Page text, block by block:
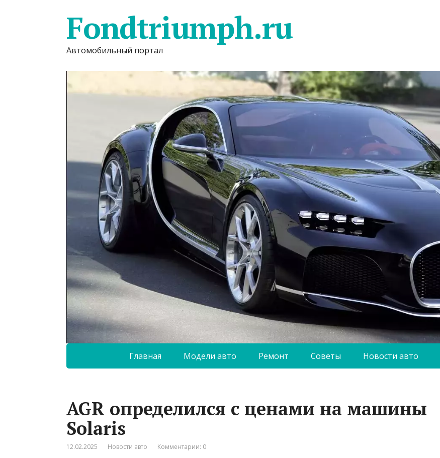
Fondtriumph.ru
Автомобильный портал
Главная Модели авто Ремонт Советы Новости авто
AGR определился с ценами на машины
Solaris
12.02.2025 Новости авто Комментарии: 0